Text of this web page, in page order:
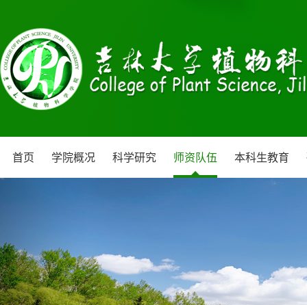
首页 学院概况 科学研究 师资队伍 本科生教育